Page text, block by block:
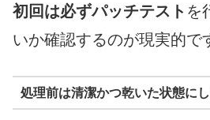
初回は必ずパッチテスト を
いか確認するのが現実的で
処理前は清潔かつ乾いた状態に